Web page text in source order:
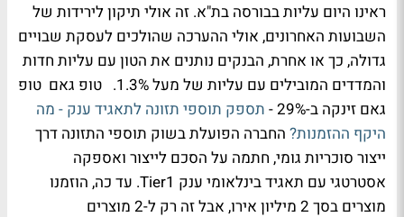
ראינו היום עליות בבורסה בת"א. זה אולי תיקון לירידות של
השבועות האחרונים, אולי ההערכה שהולכים לעסקת שבויים
גדולה, כך או אחרת, הבנקים נותנים את הטון עם עליות חדות
והמדדים המובילים עם עליות של מעל 1.3%. טופ גאם טופ
גאם זינקה ב-29% -
תספק תוספי תזונה לתאגיד ענק - מה
היקף ההזמנות? החברה הפועלת בשוק תוספי התזונה דרך
ייצור סוכריות גומי, חתמה על הסכם לייצור ואספקה
אסטרטגי עם תאגיד בינלאומי ענק Tier1. עד כה, הוזמנו
מוצרים בסך 2 מיליון אירו, אבל זה רק ל-2 מוצרים